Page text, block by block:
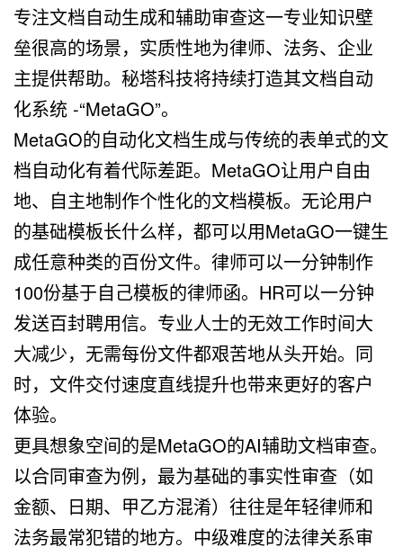
专注文档自动生成和辅助审查这一专业知识壁
垒很高的场景，实质性地为律师、法务、企业
主提供帮助。秘塔科技将持续打造其文档自动
化系统 -“MetaGO”。
MetaGO的自动化文档生成与传统的表单式的文
档自动化有着代际差距。 MetaGO让用户自由
地、自主地制作个性化的文档模板。无论用户
的基础模板长什么样，都可以用MetaGO一键生
成任意种类的百份文件。律师可以一分钟制作
100份基于自己模板的律师函。 HR可以一分钟
发送百封聘用信。专业人士的无效工作时间大
大减少，无需每份文件都艰苦地从头开始。同
时，文件交付速度直线提升也带来更好的客户
体验。
更具想象空间的是MetaGO的AI辅助文档审查。
以合同审查为例，最为基础的事实性审查（如
金额、日期、甲乙方混淆）往往是年轻律师和
法务最常犯错的地方。中级难度的法律关系审